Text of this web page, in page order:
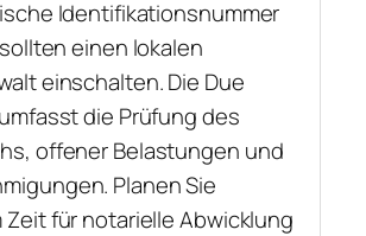
Identifikationsnummer
einen lokalen
einschalten. Die Due
die Prüfung des
offener Belastungen und
Planen Sie
Zeit für notarielle Abwicklung